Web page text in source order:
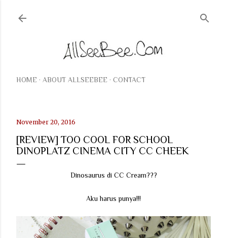
HOME ABOUT ALLSEEBEE CONTACT
November 20, 2016
[REVIEW] TOO COOL FOR SCHOOL
DINOPLATZ CINEMA CITY CC CHEEK
Dinosaurus di CC Cream???
Aku harus punya!!!